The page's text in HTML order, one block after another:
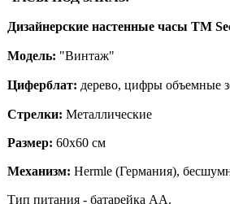
Дизайнерские настенные часы ТМ
Модель: "Винтаж"
Циферблат: дерево, цифры объемные
Стрелки: Металлические
Размер: 60х60 см
Механизм: Hermle (Германия),
Тип питания - батарейка АА.